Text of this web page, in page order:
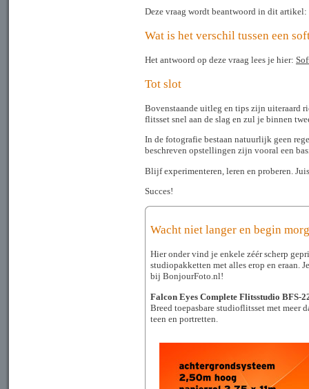
Deze vraag wordt beantwoord in dit artikel:
Wat is het verschil tussen een
Het antwoord op deze vraag lees je hier:
Tot slot
Bovenstaande uitleg en tips zijn uiteraard
flitsset snel aan de slag en zul je binnen
In de fotografie bestaan natuurlijk geen
beschreven opstellingen zijn vooral een
Blijf experimenteren, leren en proberen.
Succes!
Wacht niet langer en begin
Hier onder vind je enkele zéér scherp
studiopakketten met alles erop en eraan.
bij BonjourFoto.nl!
Falcon Eyes Complete Flitsstudio BFS-
Breed toepasbare studioflitsset met meer
teen en portretten.